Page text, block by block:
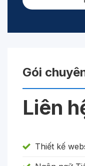
Gói
Liên
Thiết kế